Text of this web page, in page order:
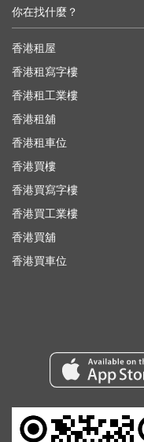
你在找什麼？
香港租屋
香港租寫字樓
香港租工業樓
香港租舖
香港租車位
香港買樓
香港買寫字樓
香港買工業樓
香港買舖
香港買車位